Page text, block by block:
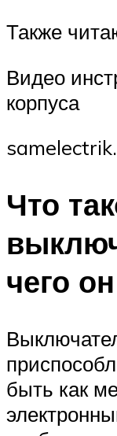
Также
Видео
корпуса
Что
чего
быть как